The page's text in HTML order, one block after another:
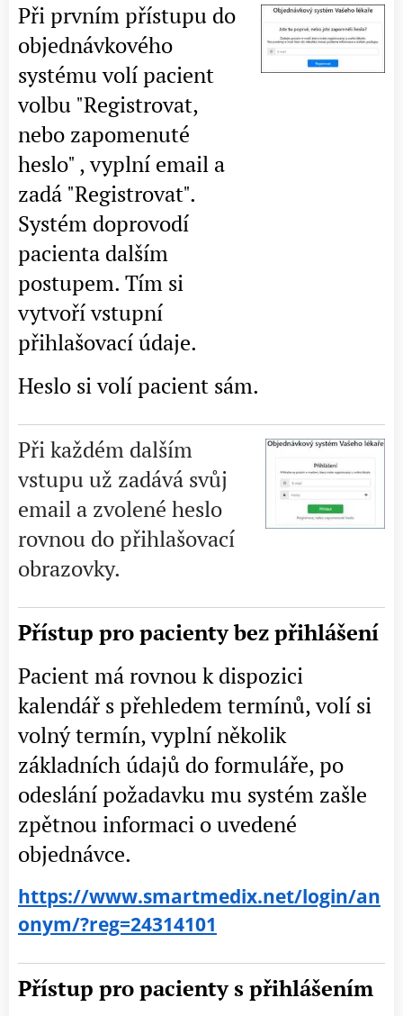
Při prvním přístupu do
objednávkového
systému volí pacient
volbu "Registrovat,
nebo zapomenuté
heslo" , vyplní email a
zadá "Registrovat".
Systém doprovodí
pacienta dalším
postupem. Tím si
vytvoří vstupní
přihlašovací údaje.
Heslo si volí pacient sám.
Při každém dalším
vstupu už zadává svůj
email a zvolené heslo
rovnou do přihlašovací
obrazovky.
Přístup pro pacienty bez přihlášení
Pacient má rovnou k dispozici
kalendář s přehledem termínů, volí si
volný termín, vyplní několik
základních údajů do formuláře, po
odeslání požadavku mu systém zašle
zpětnou informaci o uvedené
objednávce.
https://www.smartmedix.net/login/an
onym/?reg=24314101
Přístup pro pacienty s přihlášením